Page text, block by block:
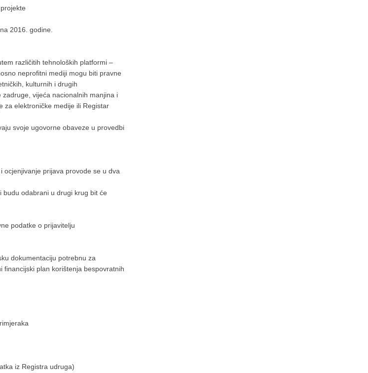
2016. godine.
različitih tehnoloških platformi –
neprofitni mediji mogu biti pravne
kulturnih i drugih
vijeća nacionalnih manjina i
za elektroničke medije ili Registar
svoje ugovorne obaveze u provedbi
ocjenjivanje prijava provode se u dva
budu odabrani u drugi krug bit će
podatke o prijavitelju
dokumentaciju potrebnu za
plan korištenja bespovratnih
iz Registra udruga)